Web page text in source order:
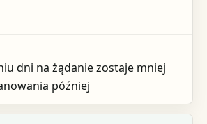
dni na żądanie zostaje mniej
później